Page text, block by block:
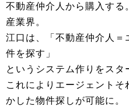
不動産仲介人から購入す
産業界。
江口は、「不動産仲介人
件を探す」
というシステム作りをスタ
これによりエージェント
かした物件探しが可能に。